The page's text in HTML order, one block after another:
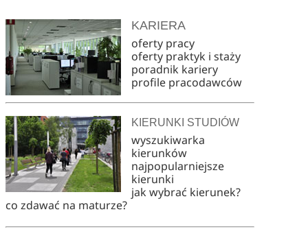
KARIERA
oferty pracy
oferty praktyk i staży
poradnik kariery
profile pracodawców
KIERUNKI STUDIÓW
wyszukiwarka
kierunków
najpopularniejsze
kierunki
jak wybrać kierunek?
co zdawać na maturze?